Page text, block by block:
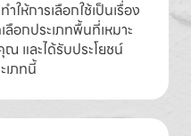
ห้การเลือกใช้เป็นเรื่อง
อกประเภทพื้นที่เหมาะ
และได้รับประโยชน์
ภทนี้